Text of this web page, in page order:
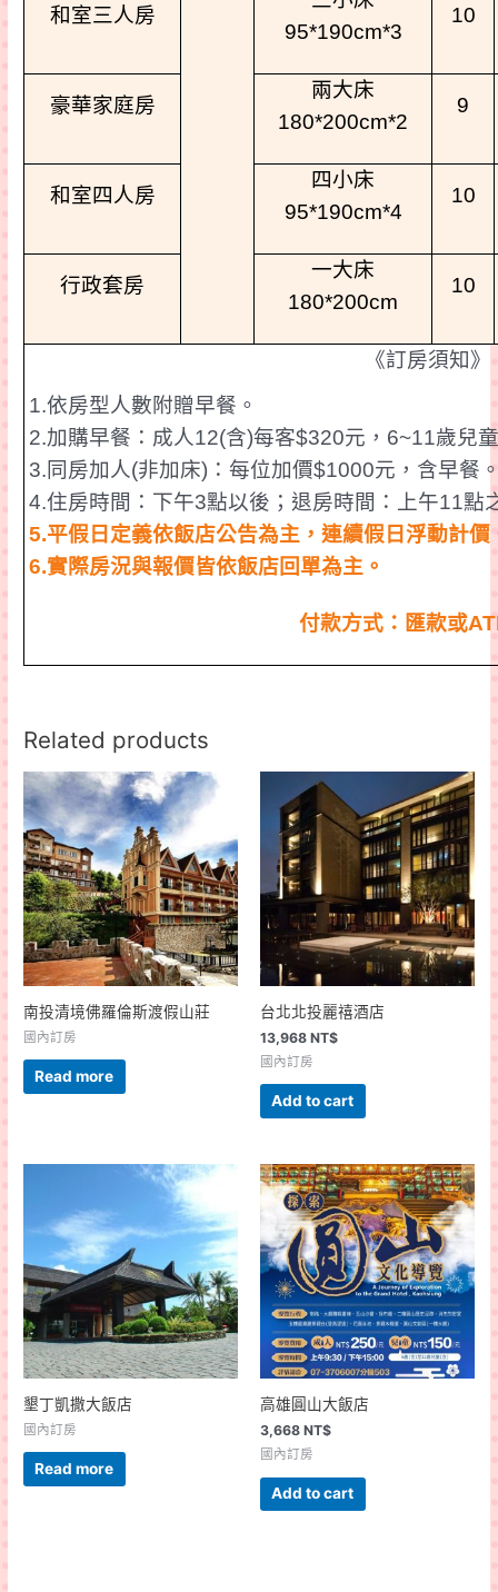
和室三人房
95*190cm*3
10
豪華家庭房
兩大床
180*200cm*2
9
和室四人房
四小床
95*190cm*4
10
行政套房
一大床
180*200cm
10
《訂房須知》
1.依房型人數附贈早餐。
2.加購早餐：成人12(含)每客$320元， 6~11歲兒
3.同房加人(非加床) ：每位加價$1000元，含早餐
4.住房時間：下午3點以後；退房時間：上午11點
5.平假日定義依飯店公告為主，連續假日浮動計價
6.實際房況與報價皆依飯店回單為主。
付款方式：匯款或
Related products
南投清境佛羅倫斯渡假山莊
國內訂房
Read more
台北北投麗禧酒店
13,968 NT$
國內訂房
Add to cart
墾丁凱撒大飯店
國內訂房
Read more
高雄圓山大飯店
3,668 NT$
國內訂房
Add to cart